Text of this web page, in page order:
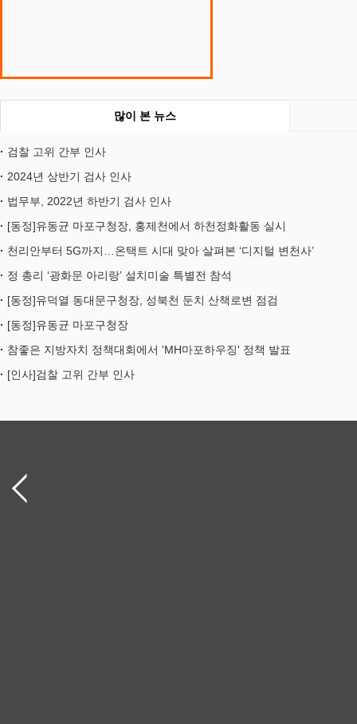
많이 본 뉴스
검찰 고위 간부 인사
2024년 상반기 검사 인사
법무부, 2022년 하반기 검사 인사
[동정]유동균 마포구청장, 홍제천에서 하천정화활동 실시
천리안부터 5G까지…온택트 시대 맞아 살펴본 ‘디지털 변천사’
정 총리 ‘광화문 아리랑’ 설치미술 특별전 참석
[동정]유덕열 동대문구청장, 성북천 둔치 산책로변 점검
[동정]유동균 마포구청장
참좋은 지방자치 정책대회에서 'MH마포하우징' 정책 발표
[인사]검찰 고위 간부 인사